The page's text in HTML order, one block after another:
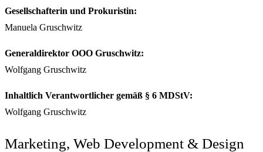
Gesellschafterin und Prokuristin:
Manuela Gruschwitz
Generaldirektor OOO Gruschwitz:
Wolfgang Gruschwitz
Inhaltlich Verantwortlicher gemäß § 6 MDStV:
Wolfgang Gruschwitz
Marketing, Web Development & Design